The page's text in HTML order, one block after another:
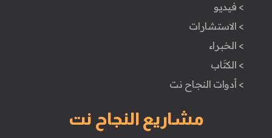
> فيديو
> الاستشارات
> الخبراء
> الكتَاب
> أدوات النجاح نت
مشاريع النجاح نت